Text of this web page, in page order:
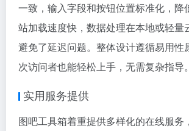
一致，输入字段和按钮位置标准化，降
站加载速度快，数据处理在本地或轻量
避免了延迟问题。整体设计遵循易用性
次访问者也能轻松上手，无需复杂指导。
实用服务提供
图吧工具箱着重提供多样化的在线服务